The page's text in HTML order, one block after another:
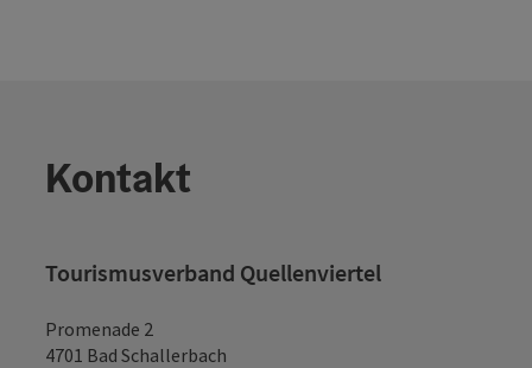
Kontakt
Tourismusverband Quellenviertel
Promenade 2
4701 Bad Schallerbach